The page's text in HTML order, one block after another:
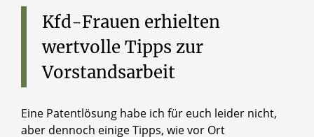
Kfd-Frauen erhielten
wertvolle Tipps zur
Vorstandsarbeit
Eine Patentlösung habe ich für euch leider nicht,
aber dennoch einige Tipps, wie vor Ort